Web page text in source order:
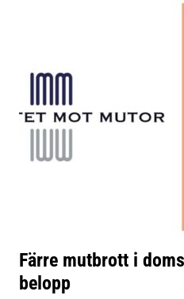
Färre mutbrott i
belopp